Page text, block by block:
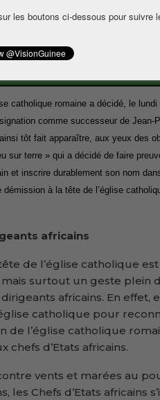
catholique romaine a décidé, le lundi
comme successeur de Jean-
tôt fait apparaître, aux yeux des
sur terre » qui a décidé de faire
et inscrire durablement son nom
démission à la tête de l’église
africains
de l’église catholique
surtout un geste plein
africains. En effet,
catholique pour
de l’église catholique
d’Etats africains.
vents et marées au
les Chefs d’Etats africains
les boutons ci-dessous pour suivre